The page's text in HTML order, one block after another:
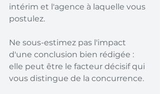
intérim et l'agence à laquelle vous
postulez.
Ne sous-estimez pas l'impact
d'une conclusion bien rédigée :
elle peut être le facteur décisif qui
vous distingue de la concurrence.